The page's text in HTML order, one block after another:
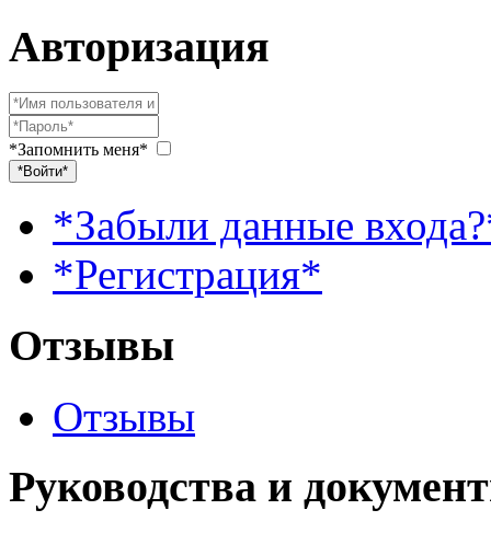
Авторизация
*Запомнить меня*
*Войти*
*Забыли данные
*Регистрация*
Отзывы
Отзывы
Руководства и